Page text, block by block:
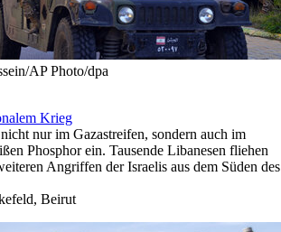
AP Photo/dpa
Krieg
nur im Gazastreifen, sondern auch im
Phosphor ein. Tausende Libanesen fliehen
Angriffen der Israelis aus dem Süden des
Beirut